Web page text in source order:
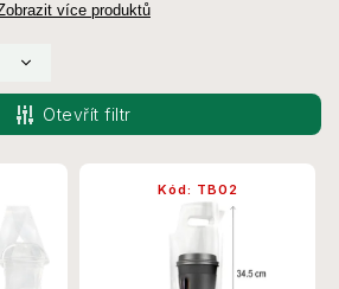
více produktů
Otevřít filtr
Kód: TB02